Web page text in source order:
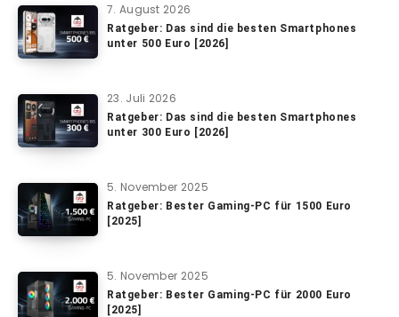
7. August 2026
Ratgeber: Das sind die besten Smartphones
unter 500 Euro [2026]
23. Juli 2026
Ratgeber: Das sind die besten Smartphones
unter 300 Euro [2026]
5. November 2025
Ratgeber: Bester Gaming-PC für 1500 Euro
[2025]
5. November 2025
Ratgeber: Bester Gaming-PC für 2000 Euro
[2025]